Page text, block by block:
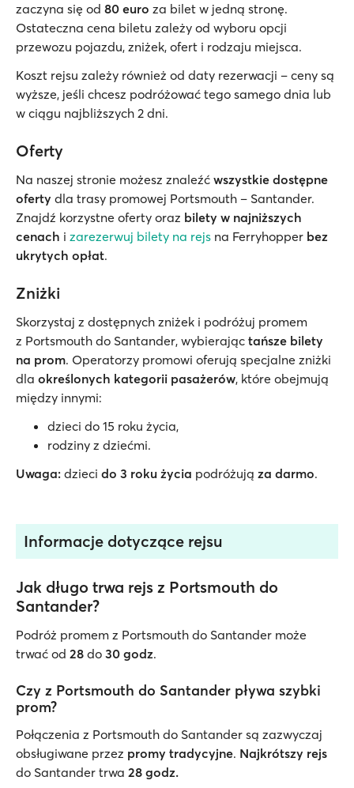
zaczyna się od 80 euro za bilet w jedną stronę.
Ostateczna cena biletu zależy od wyboru opcji
przewozu pojazdu, zniżek, ofert i rodzaju miejsca.
Koszt rejsu zależy również od daty rezerwacji – ceny są
wyższe, jeśli chcesz podróżować tego samego dnia lub
w ciągu najbliższych 2 dni.
Oferty
Na naszej stronie możesz znaleźć wszystkie dostępne
oferty dla trasy promowej Portsmouth – Santander.
Znajdź korzystne oferty oraz bilety w najniższych
cenach i zarezerwuj bilety na rejs na Ferryhopper bez
ukrytych opłat.
Zniżki
Skorzystaj z dostępnych zniżek i podróżuj promem
z Portsmouth do Santander, wybierając tańsze bilety
na prom. Operatorzy promowi oferują specjalne zniżki
dla określonych kategorii pasażerów, które obejmują
między innymi:
dzieci do 15 roku życia,
rodziny z dziećmi.
Uwaga: dzieci do 3 roku życia podróżują za darmo.
Informacje dotyczące rejsu
Jak długo trwa rejs z Portsmouth do
Santander?
Podróż promem z Portsmouth do Santander może
trwać od 28 do 30 godz.
Czy z Portsmouth do Santander pływa szybki
prom?
Połączenia z Portsmouth do Santander są zazwyczaj
obsługiwane przez promy tradycyjne. Najkrótszy rejs
do Santander trwa 28 godz.